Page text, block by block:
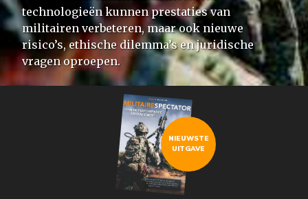
technologieën kunnen prestaties van
militairen verbeteren, maar ook nieuwe
risico’s, ethische dilemma’s en juridische
vragen oproepen.
NIEUWSTE
UITGAVE